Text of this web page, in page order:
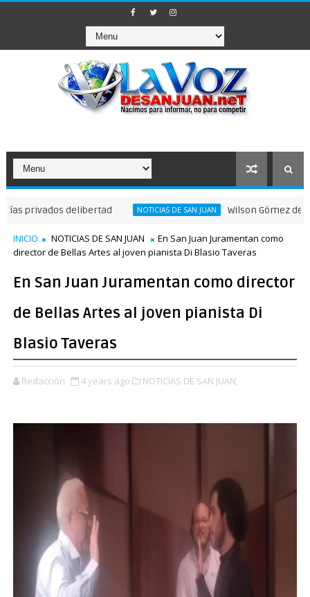
delibertad NOTICIAS DE SAN JUAN Wilson Gómez destaca
INICIO NOTICIAS DE SAN JUAN
En San Juan Juramentan como
director de Bellas Artes al joven pianista Di Blasio Taveras
En San Juan Juramentan como director
de Bellas Artes al joven pianista Di
Blasio Taveras
Redacción 4 years ago NOTICIAS DE SAN JUAN,